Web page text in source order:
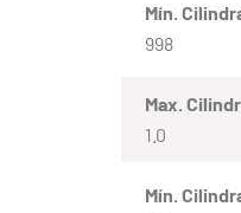
Mín.
998
Max.
1.0
Mín.